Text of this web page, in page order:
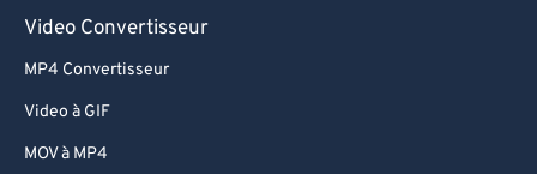
Video Convertisseur
MP4 Convertisseur
Video à GIF
MOV à MP4